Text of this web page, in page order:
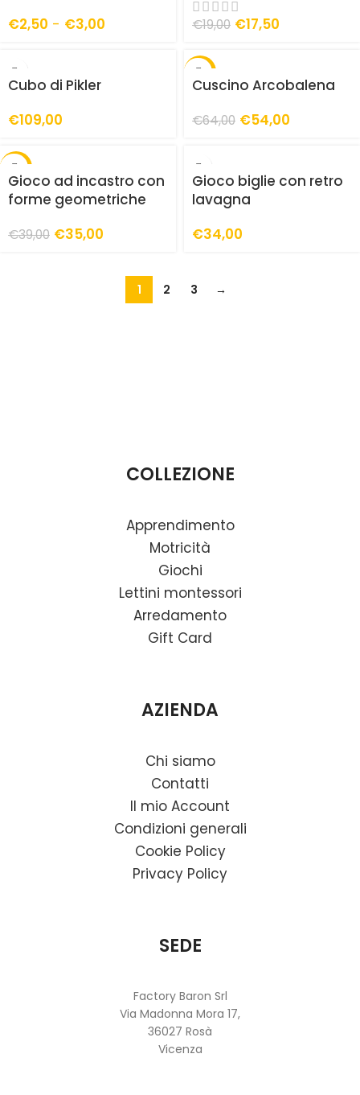
€2,50 - €3,00 €19,00 €17,50
Cubo di Pikler
€109,00
-16%
Cuscino Arcobalena
€64,00 €54,00
-10%
Gioco ad incastro con
forme geometriche
€39,00 €35,00
Gioco biglie con retro
lavagna
€34,00
1 2 3 →
COLLEZIONE
Apprendimento
Motricità
Giochi
Lettini montessori
Arredamento
Gift Card
AZIENDA
Chi siamo
Contatti
Il mio Account
Condizioni generali
Cookie Policy
Privacy Policy
SEDE
Factory Baron Srl
Via Madonna Mora 17,
36027 Rosà
Vicenza